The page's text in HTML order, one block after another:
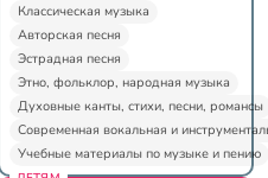
Классическая музыка
Авторская песня
Эстрадная песня
Этно, фольклор, народная музыка
Духовные канты, стихи, песни, романсы
Современная вокальная и
Учебные материалы по музыке и пению